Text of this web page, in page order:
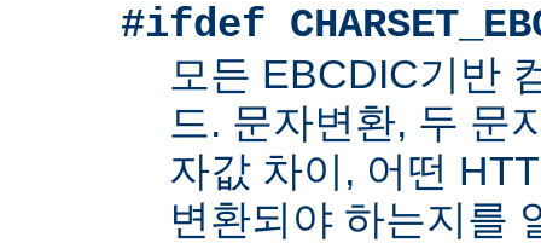
#ifdef
모든 EBCDIC기반
드. 문자변환, 두 문
자값 차이, 어떤
변환되야 하는지를